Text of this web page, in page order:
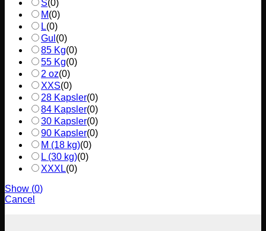
S(0)
M(0)
L(0)
Gul (0)
85 Kg(0)
55 Kg(0)
2 oz(0)
XXS(0)
28 Kapsler(0)
84 Kapsler(0)
30 Kapsler(0)
90 Kapsler(0)
M (18 kg)(0)
L (30 kg)(0)
XXXL(0)
Show (0)
Cancel